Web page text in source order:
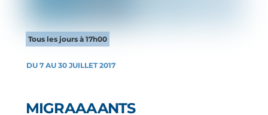
Tous les jours à 17h00
DU 7 AU 30 JUILLET 2017
MIGRAAAANTS